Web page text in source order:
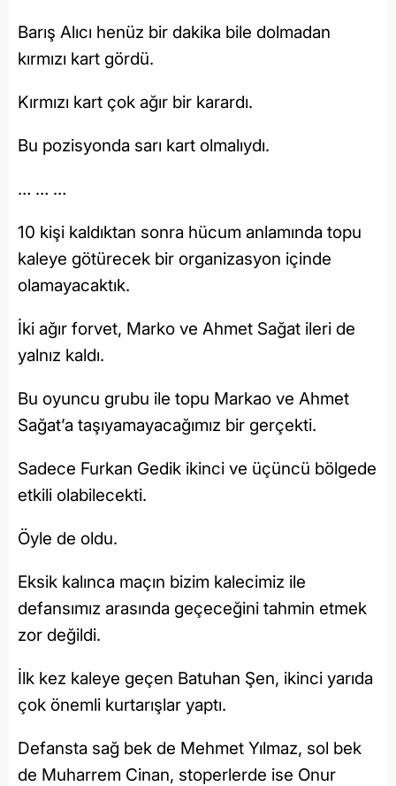
Barış Alıcı henüz bir dakika bile dolmadan
kırmızı kart gördü.
Kırmızı kart çok ağır bir karardı.
Bu pozisyonda sarı kart olmalıydı.
… … …
10 kişi kaldıktan sonra hücum anlamında topu
kaleye götürecek bir organizasyon içinde
olamayacaktık.
İki ağır forvet, Marko ve Ahmet Sağat ileri de
yalnız kaldı.
Bu oyuncu grubu ile topu Markao ve Ahmet
Sağat’a taşıyamayacağımız bir gerçekti.
Sadece Furkan Gedik ikinci ve üçüncü bölgede
etkili olabilecekti.
Öyle de oldu.
Eksik kalınca maçın bizim kalecimiz ile
defansımız arasında geçeceğini tahmin etmek
zor değildi.
İlk kez kaleye geçen Batuhan Şen, ikinci yarıda
çok önemli kurtarışlar yaptı.
Defansta sağ bek de Mehmet Yılmaz, sol bek
de Muharrem Cinan, stoperlerde ise Onur